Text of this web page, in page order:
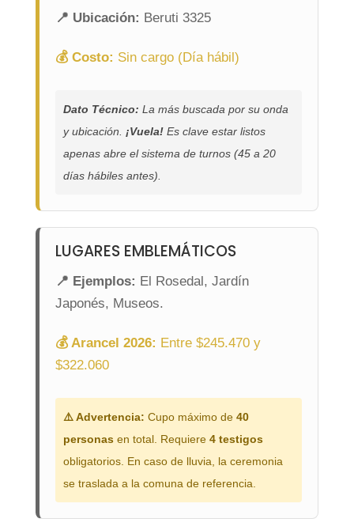
📍 Ubicación: Beruti 3325
💰 Costo: Sin cargo (Día hábil)
Dato Técnico: La más buscada por su onda
y ubicación. ¡Vuela!Es clave estar listos
apenas abre el sistema de turnos (45 a 20
días hábiles antes).
LUGARES EMBLEMÁTICOS
📍 Ejemplos: El Rosedal, Jardín
Japonés, Museos.
💰 Arancel 2026: Entre $245.470 y
$322.060
⚠️ Advertencia: Cupo máximo de 40
personas en total. Requiere 4 testigos
obligatorios. En caso de lluvia, la ceremonia
se traslada a la comuna de referencia.